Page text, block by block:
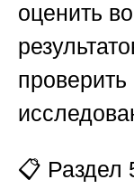
оценить
📋 Раздел